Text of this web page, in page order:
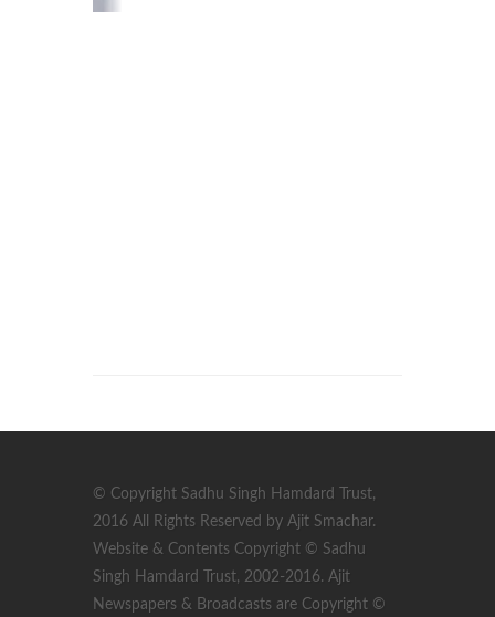
© Copyright Sadhu Singh Hamdard Trust,
2016 All Rights Reserved by Ajit Smachar.
Website & Contents Copyright © Sadhu
Singh Hamdard Trust, 2002-2016. Ajit
Newspapers & Broadcasts are Copyright ©